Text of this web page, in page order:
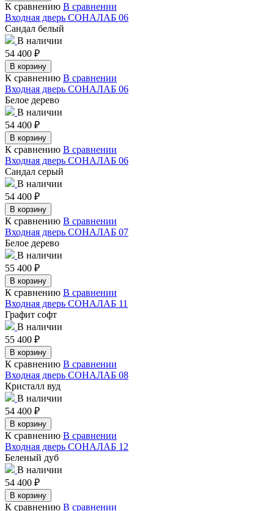
К сравнению В сравнении
Входная дверь СОНАЛАБ 06
Сандал белый
В наличии
54 400 ₽
В корзину
К сравнению В сравнении
Входная дверь СОНАЛАБ 06
Белое дерево
В наличии
54 400 ₽
В корзину
К сравнению В сравнении
Входная дверь СОНАЛАБ 06
Сандал серый
В наличии
54 400 ₽
В корзину
К сравнению В сравнении
Входная дверь СОНАЛАБ 07
Белое дерево
В наличии
55 400 ₽
В корзину
К сравнению В сравнении
Входная дверь СОНАЛАБ 11
Графит софт
В наличии
55 400 ₽
В корзину
К сравнению В сравнении
Входная дверь СОНАЛАБ 08
Кристалл вуд
В наличии
54 400 ₽
В корзину
К сравнению В сравнении
Входная дверь СОНАЛАБ 12
Беленый дуб
В наличии
54 400 ₽
В корзину
К сравнению В сравнении